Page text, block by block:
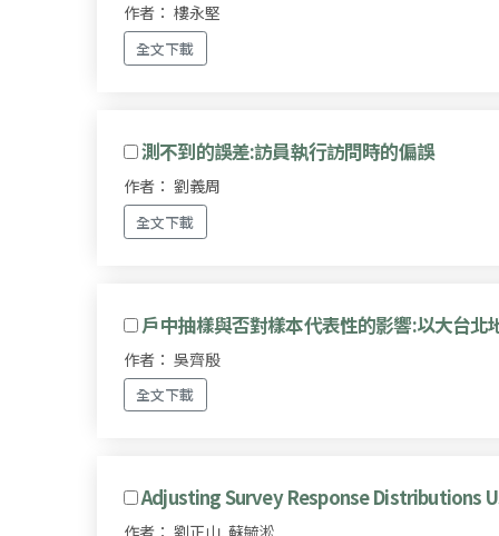
作者： 樓永堅
全文下載
測不到的誤差:訪員執行訪問時的偏誤
作者： 劉義周
全文下載
戶中抽樣與否對樣本代表性的影響:以大台北
作者： 吳齊殷
全文下載
Adjusting Survey Response Distributions